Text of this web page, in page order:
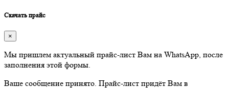
Скачать прайс
×
Мы пришлем актуальный прайс-лист Вам на WhatsApp, после
заполнения этой формы.
Ваше сообщение принято. Прайс-лист придёт Вам в